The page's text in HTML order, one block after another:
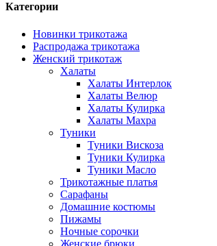
Категории
Новинки трикотажа
Распродажа трикотажа
Женский трикотаж
Халаты
Халаты Интерлок
Халаты Велюр
Халаты Кулирка
Халаты Махра
Туники
Туники Вискоза
Туники Кулирка
Туники Масло
Трикотажные платья
Сарафаны
Домашние костюмы
Пижамы
Ночные сорочки
Женские брюки